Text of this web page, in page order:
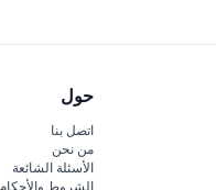
حول
اتصل بنا
من نحن
الأسئلة الشائعة